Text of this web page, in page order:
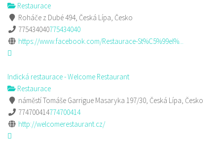
Restaurace
Roháče z Dubé 494, Česká Lípa, Česko
775434040775434040
https://www.facebook.com/Restaurace-St%C5%99el%...
Indická restaurace - Welcome Restaurant
Restaurace
náměstí Tomáše Garrigue Masaryka 197/30, Česká Lípa, Česko
774700414774700414
http://welcomerestaurant.cz/